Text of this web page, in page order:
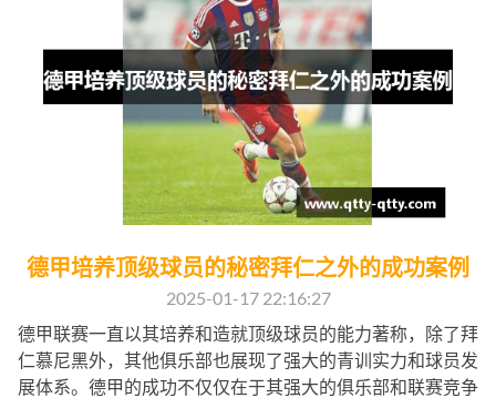
德甲培养顶级球员的秘密拜仁之外的成功案例
2025-01-17 22:16:27
德甲联赛一直以其培养和造就顶级球员的能力著称，除了拜
仁慕尼黑外，其他俱乐部也展现了强大的青训实力和球员发
展体系。德甲的成功不仅仅在于其强大的俱乐部和联赛竞争